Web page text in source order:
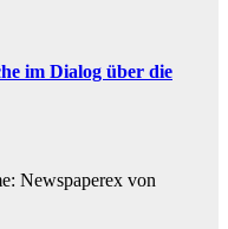
im Dialog über die
Newspaperex von